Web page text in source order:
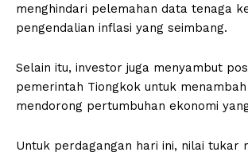
menghindari pelemahan data tenaga
pengendalian inflasi yang seimbang.
Selain itu, investor juga menyambut
pemerintah Tiongkok untuk
mendorong pertumbuhan ekonomi
Untuk perdagangan hari ini, nilai tukar